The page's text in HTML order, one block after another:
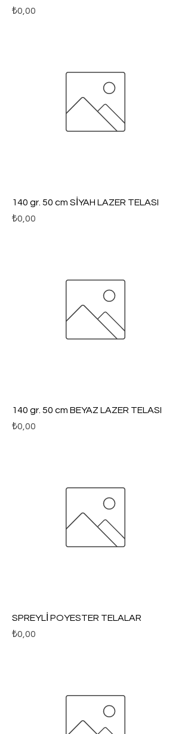
Fiyat
₺0,00
140 gr. 50 cm SİYAH LAZER TELASI
Fiyat
₺0,00
140 gr. 50 cm BEYAZ LAZER TELASI
Fiyat
₺0,00
SPREYLİ POYESTER TELALAR
Fiyat
₺0,00